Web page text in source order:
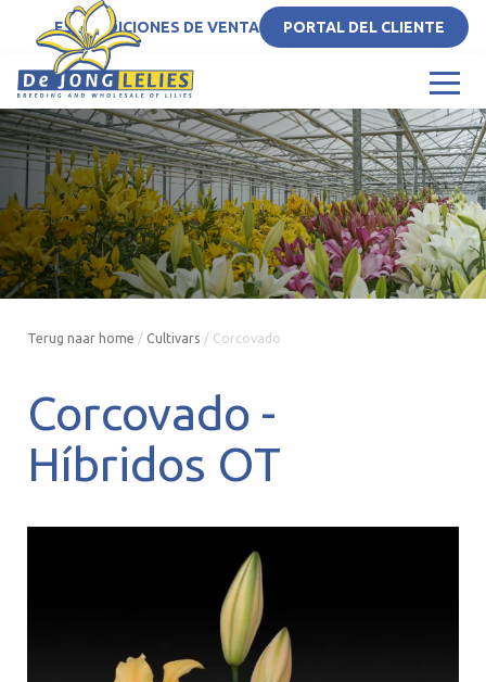
ESCONDICIONES DE VENTA PORTAL DEL CLIENTE
Terug naar home / Cultivars / Corcovado
Corcovado -
Híbridos OT